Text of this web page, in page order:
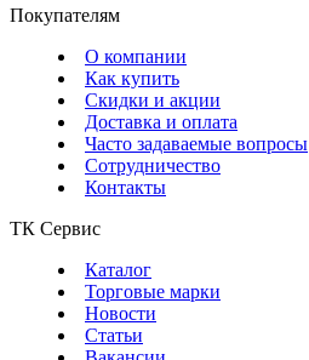
Покупателям
О компании
Как купить
Скидки и акции
Доставка и оплата
Часто задаваемые вопросы
Сотрудничество
Контакты
ТК Сервис
Каталог
Торговые марки
Новости
Статьи